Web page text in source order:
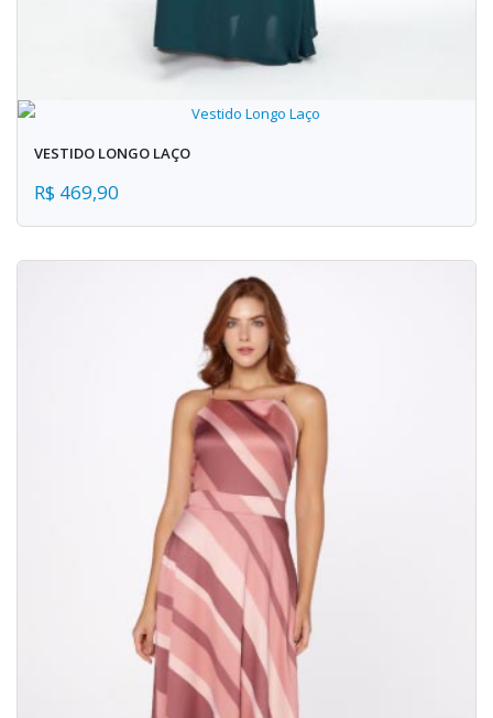
VESTIDO LONGO LAÇO
R$ 469,90